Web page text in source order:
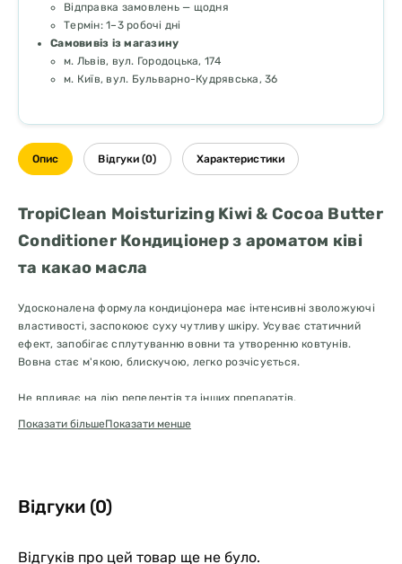
Відправка замовлень — щодня
Термін: 1–3 робочі дні
Самовивіз із магазину
м. Львів, вул. Городоцька, 174
м. Київ, вул. Бульварно-Кудрявська, 36
Опис Відгуки (0) Характеристики
TropiClean Moisturizing Kiwi & Cocoa Butter
Conditioner Кондиціонер з ароматом ківі
та какао масла
Удосконалена формула кондиціонера має інтенсивні зволожуючі
властивості, заспокоює суху чутливу шкіру. Усуває статичний
ефект, запобігає сплутуванню вовни та утворенню ковтунів.
Вовна стає м'якою, блискучою, легко розчісується.
Не впливає на дію репелентів та інших препаратів.
нанесіть кондиціонер на всю поверхню тіла тварини. Залишіть на
Показати більшеПоказати менше
Відгуки (0)
Відгуків про цей товар ще не було.